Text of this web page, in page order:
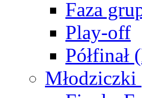
Faza
Play-off
Półfinał